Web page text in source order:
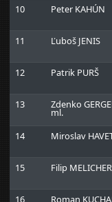
10 Peter KAHÚN
11 Ľuboš JENIS
12 Patrik PURŠ
13
Zdenko
ml.
14
Miroslav
15
Filip MELICHER
16
Roman